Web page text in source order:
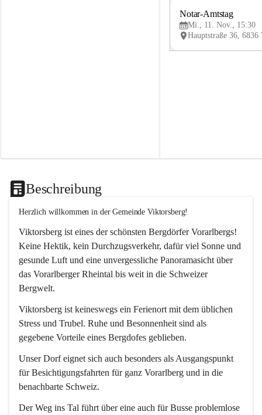
Notar-Amtstag
Mi., 11. Nov., 15:30
Beschreibung
Herzlich willkommen in der Gemeinde Viktorsberg!
Viktorsberg ist eines der schönsten Bergdörfer Vorarlbergs!
Keine Hektik, kein Durchzugsverkehr, dafür viel Sonne und
gesunde Luft und eine unvergessliche Panoramasicht über
das Vorarlberger Rheintal bis weit in die Schweizer
Bergwelt.
Viktorsberg ist keineswegs ein Ferienort mit dem üblichen
Stress und Trubel. Ruhe und Besonnenheit sind als
gegebene Vorteile eines Bergdofes geblieben.
Unser Dorf eignet sich auch besonders als Ausgangspunkt
für Besichtigungsfahrten für ganz Vorarlberg und in die
benachbarte Schweiz.
Der Weg ins Tal führt über eine auch für Busse problemlose